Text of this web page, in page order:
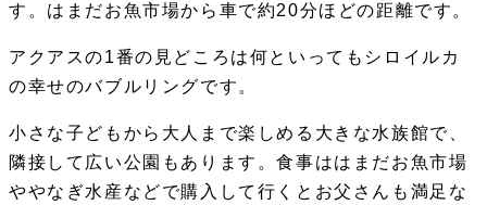
す。はまだお魚市場から車で約20分ほどの距離です。
アクアスの1番の見どころは何といってもシロイルカ
の幸せのバブルリングです。
小さな子どもから大人まで楽しめる大きな水族館で、
隣接して広い公園もあります。食事ははまだお魚市場
ややなぎ水産などで購入して行くとお父さんも満足な